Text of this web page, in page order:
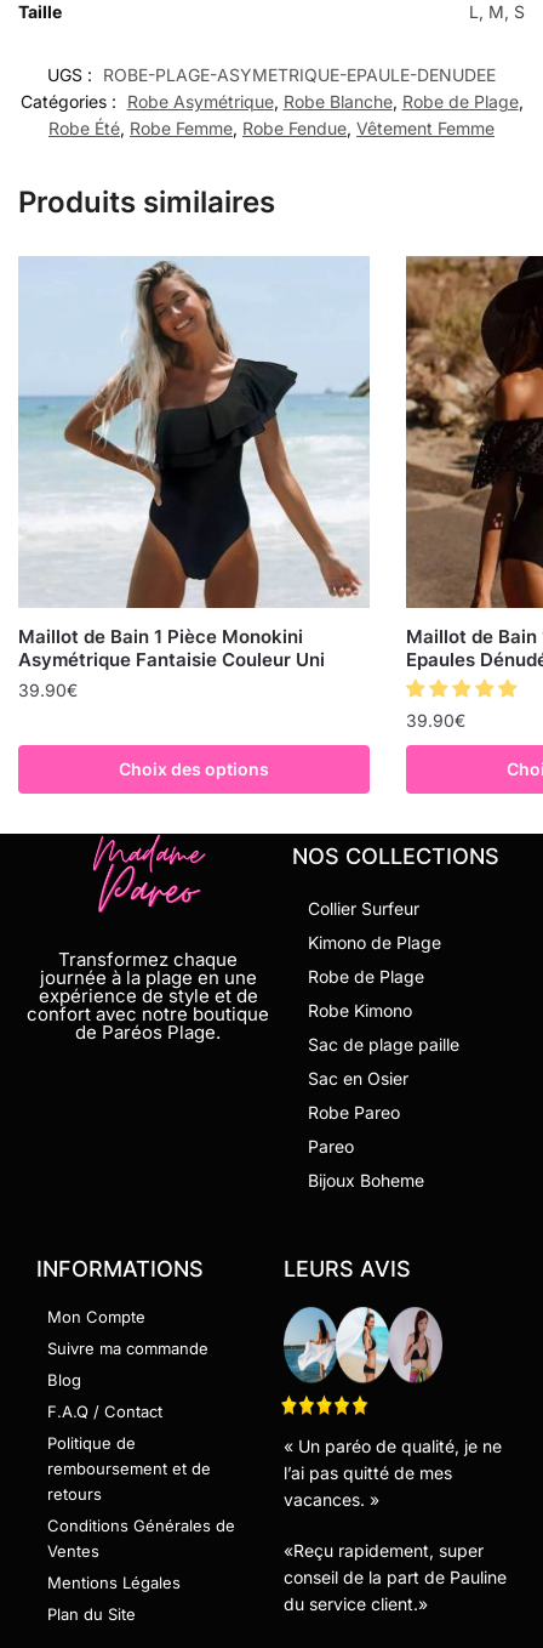
Taille L, M, S
UGS :
ROBE-PLAGE-ASYMETRIQUE-EPAULE-DENUDEE
Catégories :
Robe Asymétrique, Robe Blanche, Robe de Plage,
Robe Été, Robe Femme, Robe Fendue, Vêtement Femme
Produits similaires
Maillot de Bain 1 Pièce Monokini
Asymétrique Fantaisie Couleur Uni
39.90€
Choix des options
Maillot de Bain
Epaules
39.90€
Transformez chaque
journée à la plage en une
expérience de style et de
confort avec notre boutique
de Paréos Plage.
NOS COLLECTIONS
Collier Surfeur
Kimono de Plage
Robe de Plage
Robe Kimono
Sac de plage paille
Sac en Osier
Robe Pareo
Pareo
Bijoux Boheme
INFORMATIONS
Mon Compte
Suivre ma commande
Blog
F.A.Q / Contact
Politique de
remboursement et de
retours
Conditions Générales de
Ventes
Mentions Légales
Plan du Site
LEURS AVIS
« Un paréo de qualité, je ne
l’ai pas quitté de mes
vacances. »
«Reçu rapidement, super
conseil de la part de Pauline
du service client.»